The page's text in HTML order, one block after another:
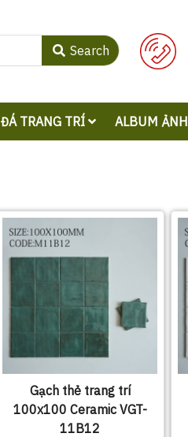
Search
ĐÁ TRANG TRÍ ALBUM ẢNH
Gạch thẻ trang trí
100x100 Ceramic VGT-
11B12